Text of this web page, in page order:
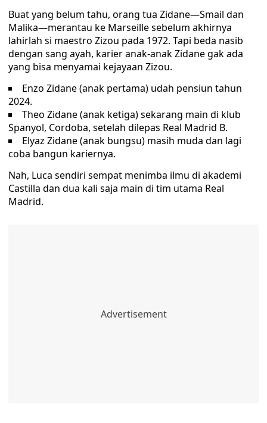
Buat yang belum tahu, orang tua Zidane—Smail dan
Malika—merantau ke Marseille sebelum akhirnya
lahirlah si maestro Zizou pada 1972. Tapi beda nasib
dengan sang ayah, karier anak-anak Zidane gak ada
yang bisa menyamai kejayaan Zizou.
Enzo Zidane (anak pertama) udah pensiun tahun
2024.
Theo Zidane (anak ketiga) sekarang main di klub
Spanyol, Cordoba, setelah dilepas Real Madrid B.
Elyaz Zidane (anak bungsu) masih muda dan lagi
coba bangun kariernya.
Nah, Luca sendiri sempat menimba ilmu di akademi
Castilla dan dua kali saja main di tim utama Real
Madrid.